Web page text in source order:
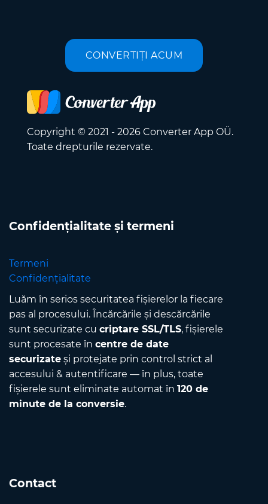
CONVERTIȚI ACUM
Copyright © 2021 - 2026 Converter App OÜ.
Toate drepturile rezervate.
Confidențialitate și termeni
Termeni
Confidențialitate
Luăm în serios securitatea fișierelor la fiecare
pas al procesului. Încărcările și descărcările
sunt securizate cu criptare SSL/TLS, fișierele
sunt procesate în centre de date
securizate și protejate prin control strict al
accesului & autentificare — în plus, toate
fișierele sunt eliminate automat în 120 de
minute de la conversie.
Contact